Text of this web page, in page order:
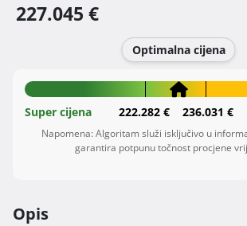
227.045 €
Optimalna cijena
Super cijena 222.282 € 236.031 €
Napomena: Algoritam služi isključivo u
garantira potpunu točnost procjene
Opis